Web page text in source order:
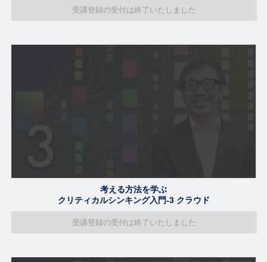
受講登録の受付は終了いたしました
考える方法を学ぶ
クリティカルシンキング入門-3 クラウド
受講登録の受付は終了いたしました